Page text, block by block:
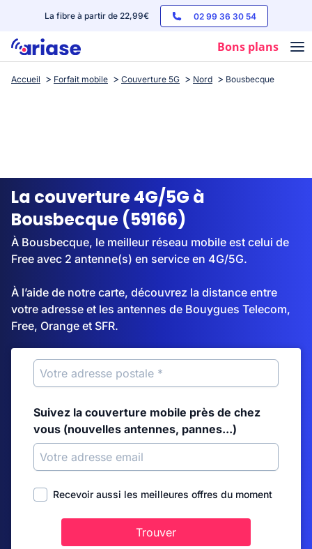
La fibre à partir de 22,99€ 02 99 36 30 54
Bons plans
Box internet
Streaming
Accueil Forfait mobile Couverture 5G Nord Bousbecque
La couverture 4G/5G à
Bousbecque (59166)
À Bousbecque, le meilleur réseau mobile est celui de
Free avec 2 antenne(s) en service en 4G/5G.
À l’aide de notre carte, découvrez la distance entre
votre adresse et les antennes de Bouygues Telecom,
Free, Orange et SFR.
Suivez la couverture mobile près de chez
vous (nouvelles antennes, pannes...)
Recevoir aussi les meilleures offres du moment
Trouver